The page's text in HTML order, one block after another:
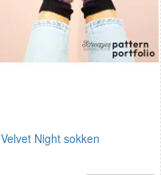
Velvet Night sokken